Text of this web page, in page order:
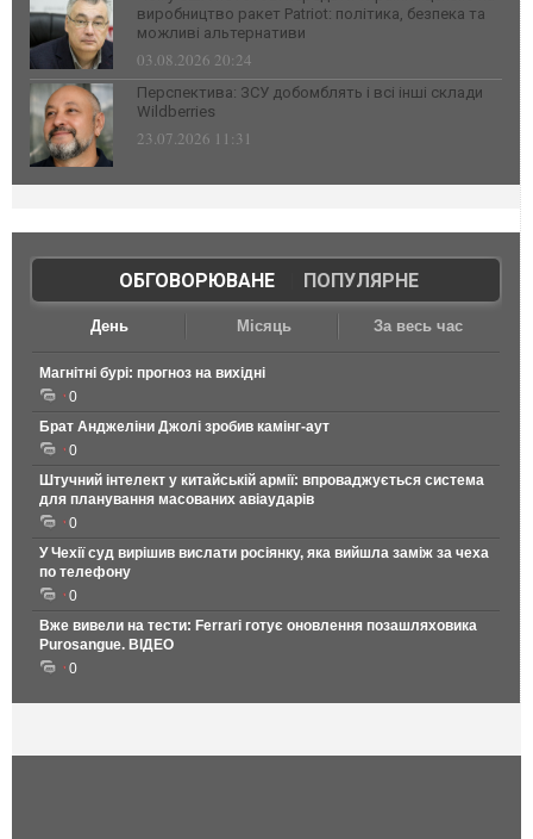
виробництво ракет Patriot: політика, безпека та
можливі альтернативи
03.08.2026 20:24
Перспектива: ЗСУ добомблять і всі інші склади
Wildberries
23.07.2026 11:31
ОБГОВОРЮВАНЕ| ПОПУЛЯРНЕ
День Місяць За весь час
Магнітні бурі: прогноз на вихідні
0
Брат Анджеліни Джолі зробив камінг-аут
0
Штучний інтелект у китайській армії: впроваджується система
для планування масованих авіаударів
0
У Чехії суд вирішив вислати росіянку, яка вийшла заміж за чеха
по телефону
0
Вже вивели на тести: Ferrari готує оновлення позашляховика
Purosangue. ВІДЕО
0